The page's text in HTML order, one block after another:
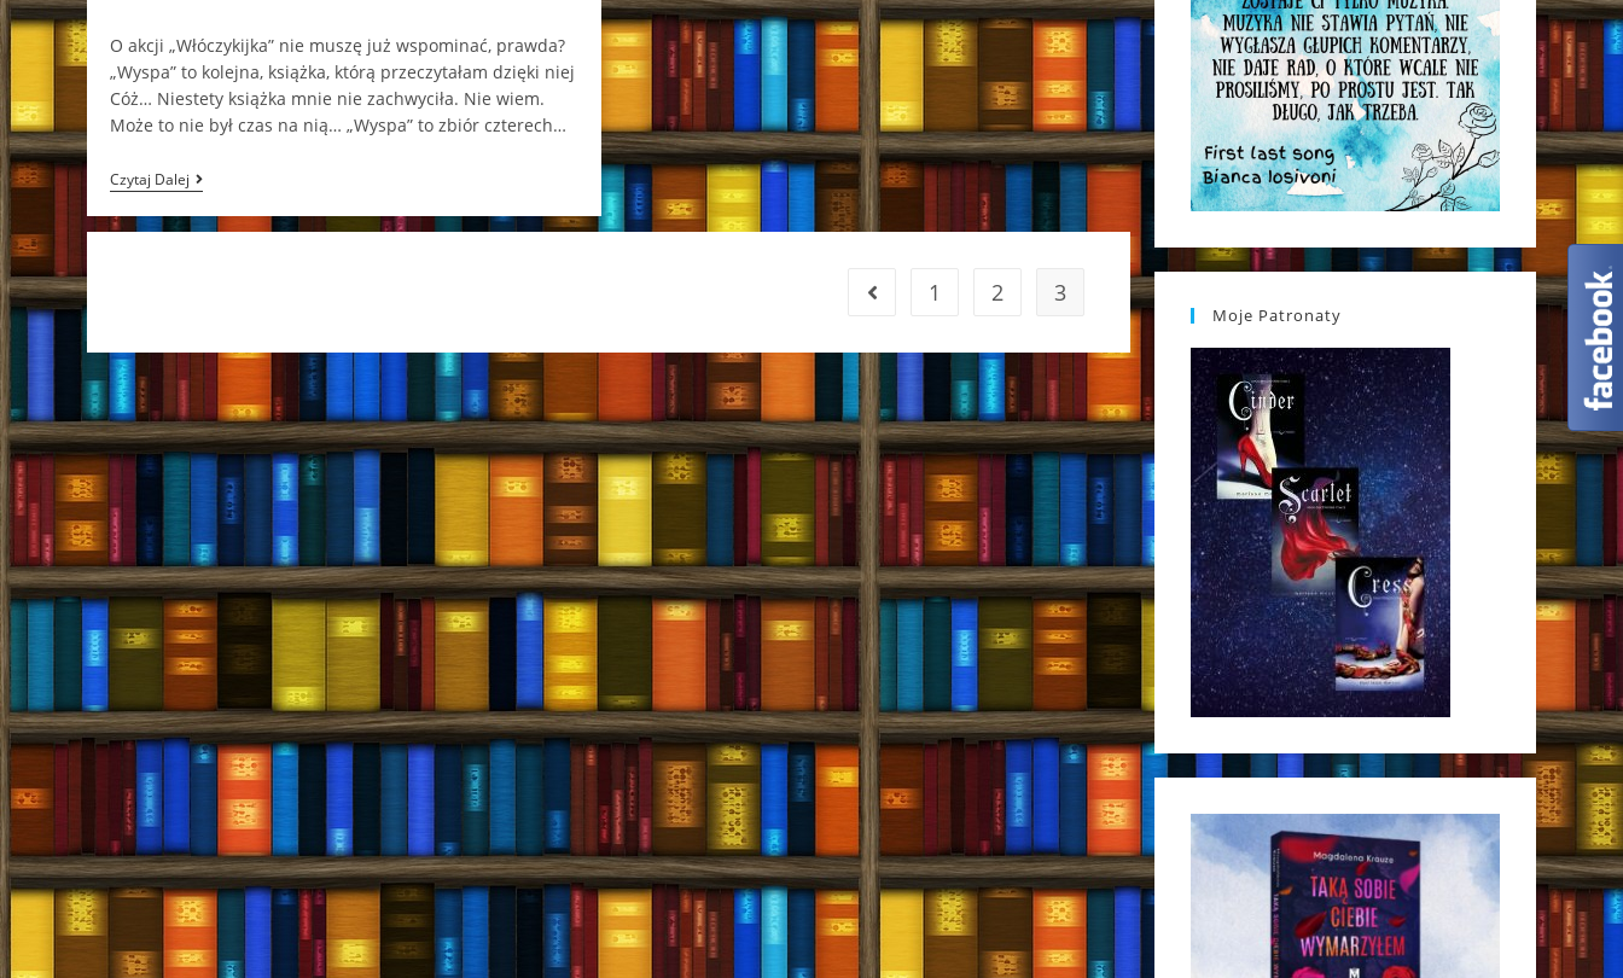
O akcji „Włóczykijka” nie muszę już wspominać, prawda?
„Wyspa” to kolejna, książka, którą przeczytałam dzięki niej
Cóż… Niestety książka mnie nie zachwyciła. Nie wiem.
Może to nie był czas na nią… „Wyspa” to zbiór czterech…
Czytaj Dalej„Wyspa”
–
Eustachy
Rylski
Go to the previous page
1 2 3
Moje Patronaty